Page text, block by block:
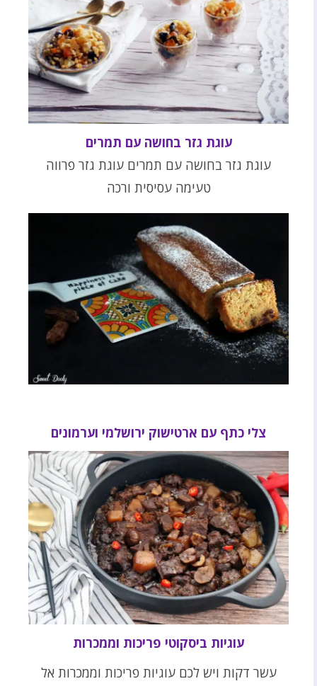
עוגת גזר בחושה עם תמרים
עוגת גזר בחושה עם תמרים עוגת גזר פרווה
טעימה עסיסית ורכה
צלי כתף עם ארטישוק ירושלמי וערמונים
עוגיות ביסקוטי פריכות וממכרות
עשר דקות ויש לכם עוגיות פריכות וממכרות אל